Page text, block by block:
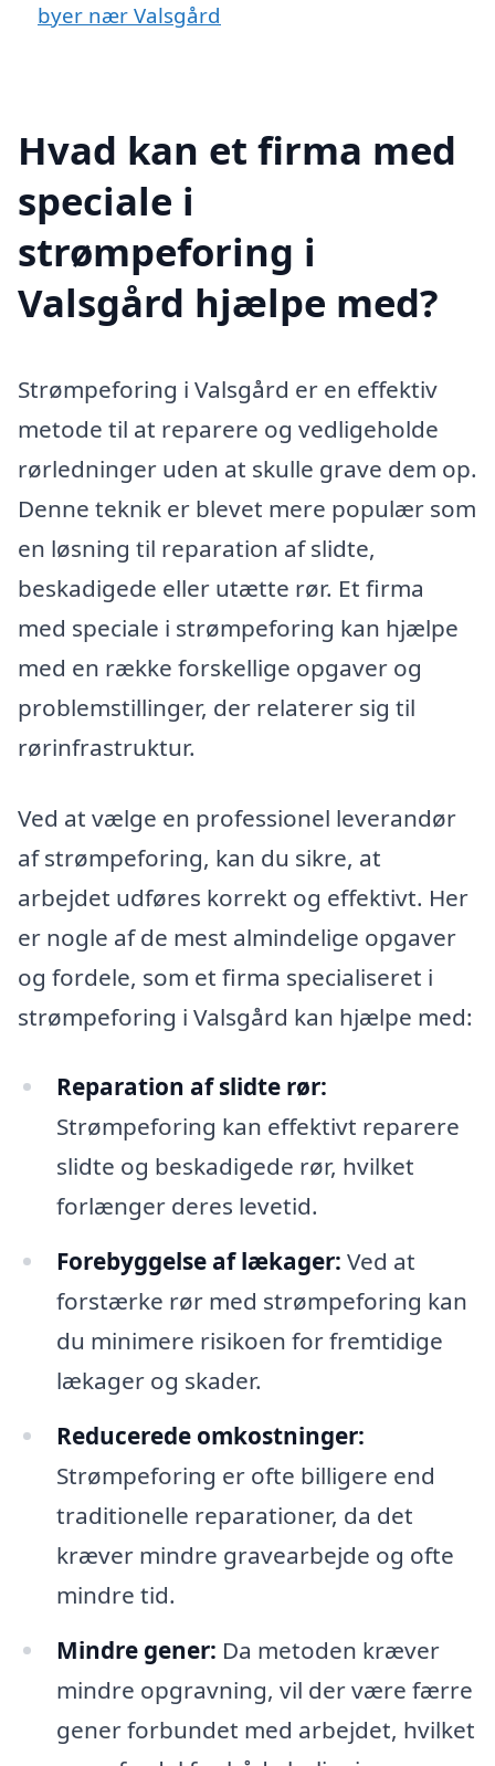
byer nær Valsgård
Hvad kan et firma med
speciale i
strømpeforing i
Valsgård hjælpe med?
Strømpeforing i Valsgård er en effektiv
metode til at reparere og vedligeholde
rørledninger uden at skulle grave dem op.
Denne teknik er blevet mere populær som
en løsning til reparation af slidte,
beskadigede eller utætte rør. Et firma
med speciale i strømpeforing kan hjælpe
med en række forskellige opgaver og
problemstillinger, der relaterer sig til
rørinfrastruktur.
Ved at vælge en professionel leverandør
af strømpeforing, kan du sikre, at
arbejdet udføres korrekt og effektivt. Her
er nogle af de mest almindelige opgaver
og fordele, som et firma specialiseret i
strømpeforing i Valsgård kan hjælpe med:
Reparation af slidte rør:
Strømpeforing kan effektivt reparere
slidte og beskadigede rør, hvilket
forlænger deres levetid.
Forebyggelse af lækager: Ved at
forstærke rør med strømpeforing kan
du minimere risikoen for fremtidige
lækager og skader.
Reducerede omkostninger:
Strømpeforing er ofte billigere end
traditionelle reparationer, da det
kræver mindre gravearbejde og ofte
mindre tid.
Mindre gener: Da metoden kræver
mindre opgravning, vil der være færre
gener forbundet med arbejdet, hvilket